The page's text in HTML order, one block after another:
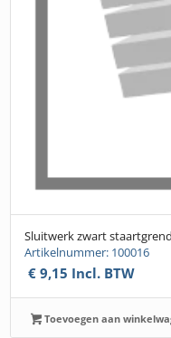
Sluitwerk zwart
Artikelnummer: 100016
€ 9,15 Incl. BTW
Toevoegen aan